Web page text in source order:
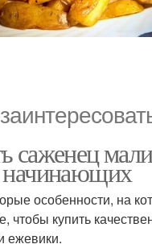
саженец
начинающих
особенности, на
чтобы купить
ежевики.